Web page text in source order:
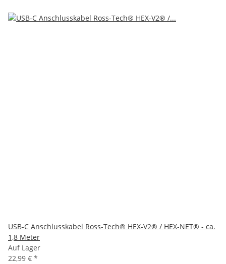
USB-C Anschlusskabel Ross-Tech® HEX-V2® / HEX-NET® - ca.
1,8 Meter
Auf Lager
22,99 € *